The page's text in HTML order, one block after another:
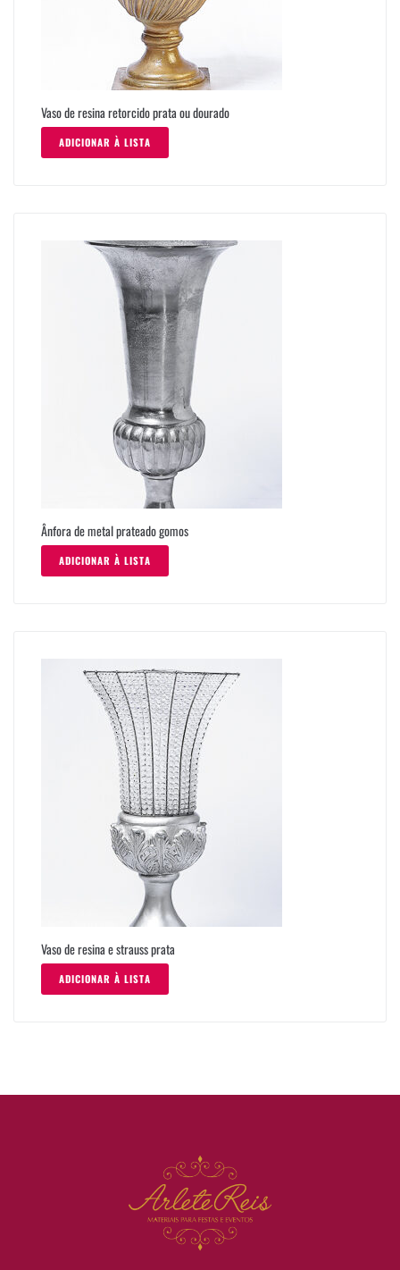
Vaso de resina retorcido prata ou dourado
ADICIONAR À LISTA
Ânfora de metal prateado gomos
ADICIONAR À LISTA
Vaso de resina e strauss prata
ADICIONAR À LISTA